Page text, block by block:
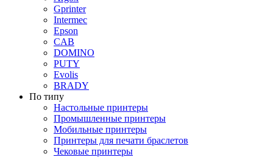
Gprinter
Intermec
Epson
CAB
DOMINO
PUTY
Evolis
BRADY
По типу
Настольные принтеры
Промышленные принтеры
Мобильные принтеры
Принтеры для печати браслетов
Чековые принтеры